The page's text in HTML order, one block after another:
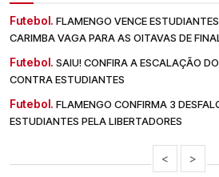
Futebol. FLAMENGO VENCE
CARIMBA VAGA PARA AS OITAVAS DE
Futebol. SAIU! CONFIRA A ESCALAÇÃO
CONTRA ESTUDIANTES
Futebol. FLAMENGO CONFIRMA 3
ESTUDIANTES PELA LIBERTADORES
< >